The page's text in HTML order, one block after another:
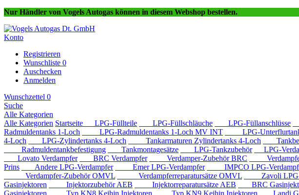
Nur Händler von Vogels Autogas können in diesem Webshop bestellen.
Konto
Registrieren
Wunschliste 0
Auschecken
Anmelden
Wunschzettel 0
Suche
Alle Kategorien
Alle Kategorien Startseite LPG-Füllteile LPG-Füllschläuche LPG-Füllanschlüsse
Radmuldentanks 1-Loch
LPG-Radmuldentanks 1-Loch MV INT LPG-Unterflurtank
4-Loch
LPG-Zylindertanks 4-Loch Tankarmaturen Zylindertanks 4-Loch
Radmuldentankbefestigung
Tankmontagesätze LPG-Tankzubehör LPG-
Lovato Verdampfer
BRC Verdampfer Verdamper-Zubehör BRC Verdampfer-
Prins
Andere LPG-Verdampfer Emer LPG-Verdampfer IMPCO LPG-
Verdampfer-Zubehör OMVL
Verdampferreparatursätze OMVL Zavoli LPG-
Gasinjektoren
Injektorzubehör AEB Injektorreparatursätze AEB BRC
Gasinjektoren
Typ KN8 Keihin Injektoren Typ KN9 Keihin Injektoren Landi